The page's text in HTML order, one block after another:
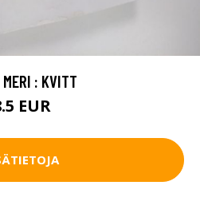
: KVITT
EUR